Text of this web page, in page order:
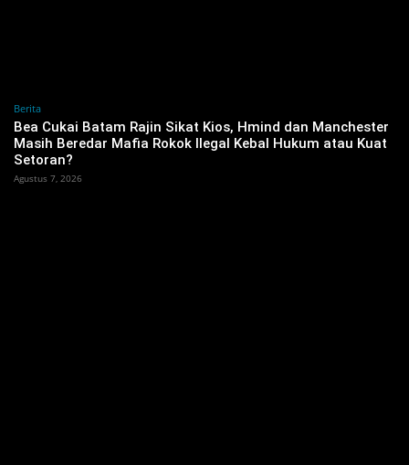
Berita
‎Bea Cukai Batam Rajin Sikat Kios, Hmind dan Manchester
Masih Beredar Mafia Rokok Ilegal Kebal Hukum atau Kuat
Setoran?
Agustus 7, 2026